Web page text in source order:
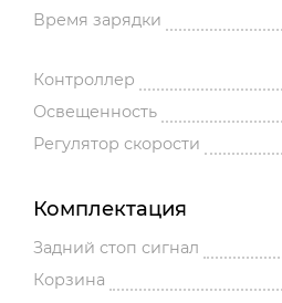
Время зарядки
Контроллер
Освещенность
Регулятор скорости
Комплектация
Задний стоп сигнал
Корзина